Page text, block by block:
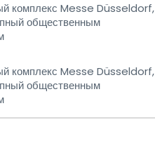
комплекс Messe Düsseldorf,
общественным
комплекс Messe Düsseldorf,
общественным